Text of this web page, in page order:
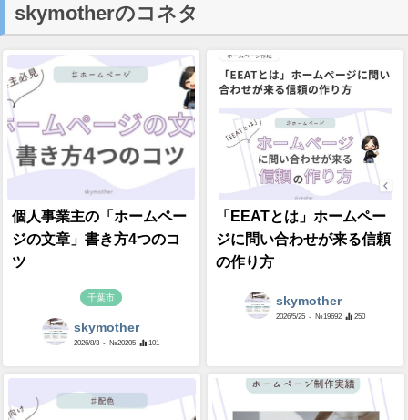
skymotherのコネタ
個人事業主の「ホームペー
ジの文章」書き方4つのコ
ツ
千葉市
skymother
2026/8/3 - №20205 101
「EEATとは」ホームペー
ジに問い合わせが来る信頼
の作り方
skymother
2026/5/25 - №19692 250